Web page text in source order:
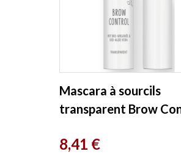
Mascara à sourcils
transparent Brow
Prix
8,41 €